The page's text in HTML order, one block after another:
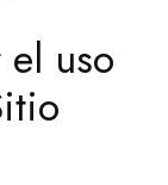
uso